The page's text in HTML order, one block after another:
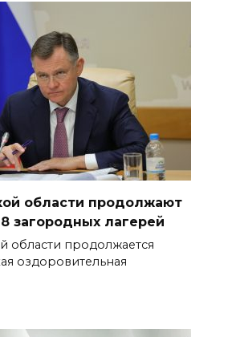
области продолжают
загородных лагерей
области продолжается
оздоровительная